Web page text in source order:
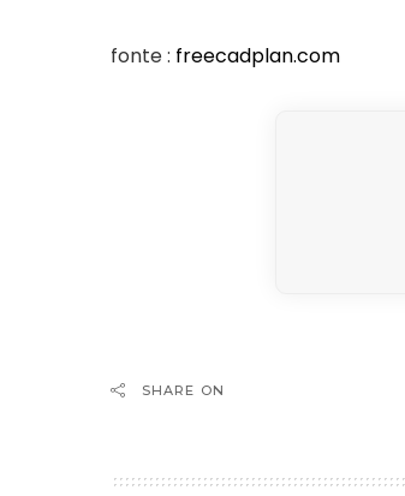
fonte : freecadplan.com
SHARE ON